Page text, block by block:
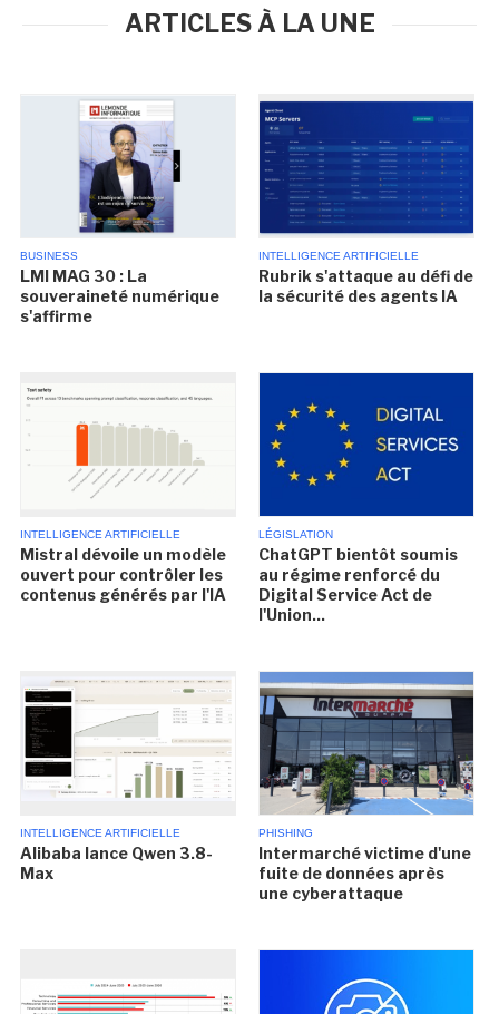
ARTICLES À LA UNE
BUSINESS
LMI MAG 30 : La
souveraineté numérique
s'affirme
INTELLIGENCE ARTIFICIELLE
Rubrik s'attaque au défi de
la sécurité des agents IA
INTELLIGENCE ARTIFICIELLE
Mistral dévoile un modèle
ouvert pour contrôler les
contenus générés par l'IA
LÉGISLATION
ChatGPT bientôt soumis
au régime renforcé du
Digital Service Act de
l'Union...
INTELLIGENCE ARTIFICIELLE
Alibaba lance Qwen 3.8-
Max
PHISHING
Intermarché victime d'une
fuite de données après
une cyberattaque